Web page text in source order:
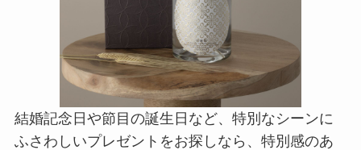
結婚記念日や節目の誕生日など、特別なシーンに
ふさわしいプレゼントをお探しなら、特別感のあ